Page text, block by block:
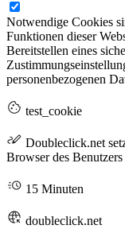
Notwendige Cookies
Funktionen dieser
Bereitstellen eines
personenbezogenen
test_cookie
Doubleclick.net
Browser des
15 Minuten
doubleclick.net